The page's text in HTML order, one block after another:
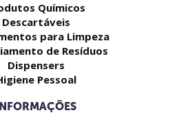
Químicos
Descartáveis
para Limpeza
de Resíduos
Dispensers
Pessoal